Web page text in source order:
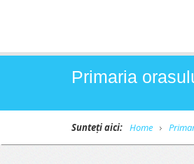
Primaria
Sunteți aici: Home